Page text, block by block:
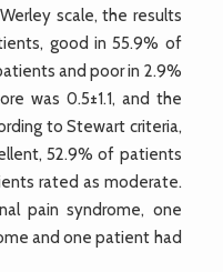
scale, the results
good in 55.9% of
and poor in 2.9%
was 0.5±1.1, and the
to Stewart criteria,
52.9% of patients
rated as moderate.
pain syndrome, one
and one patient had